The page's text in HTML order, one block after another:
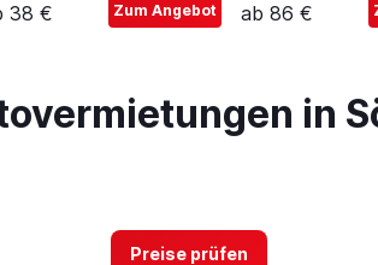
38 €
Zum Angebot
ab 86 €
in
Preise prüfen